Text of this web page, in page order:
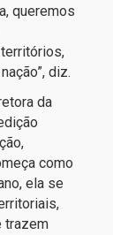
queremos
diz.
da
como
ela se
trazem